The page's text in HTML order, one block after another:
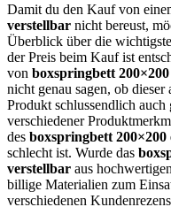
Damit du den Kauf von
verstellbar nicht bereust,
Überblick über die
der Preis beim Kauf ist
von boxspringbett
nicht genau sagen, ob
Produkt schlussendlich auch
verschiedener
des boxspringbett
schlecht ist. Wurde das
verstellbar aus
billige Materialien zum
verschiedenen